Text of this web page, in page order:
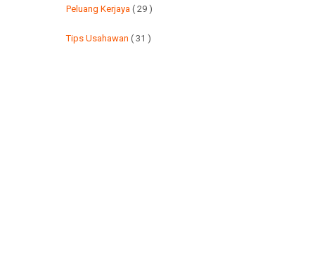
Peluang Kerjaya ( 29 )
Tips Usahawan ( 31 )